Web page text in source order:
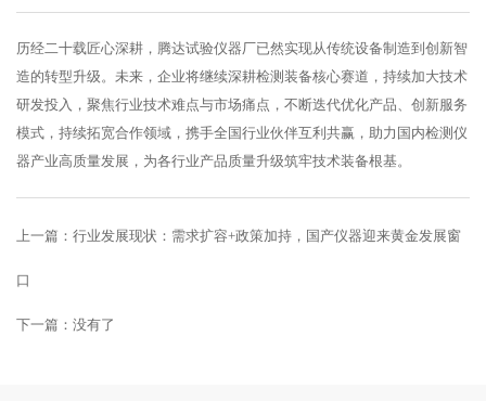
历经二十载匠心深耕，腾达试验仪器厂已然实现从传统设备制造到创新智
造的转型升级。未来，企业将继续深耕检测装备核心赛道，持续加大技术
研发投入，聚焦行业技术难点与市场痛点，不断迭代优化产品、创新服务
模式，持续拓宽合作领域，携手全国行业伙伴互利共赢，助力国内检测仪
器产业高质量发展，为各行业产品质量升级筑牢技术装备根基。
上一篇： 行业发展现状：需求扩容+政策加持，国产仪器迎来黄金发展窗
口
下一篇：没有了